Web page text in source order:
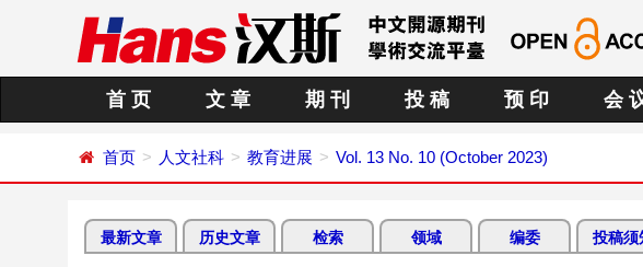
首 页 文 章 期 刊 投 稿 预 印 会
首页 人文社科 教育进展 Vol. 13 No. 10 (October 2023)
最新文章 历史文章 检索 领域 编委 投稿须